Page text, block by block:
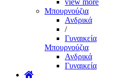
view more
Μπουρνούζια
Ανδρικά
/
Γυναικεία
Μπουρνούζια
Ανδρικά
Γυναικεία